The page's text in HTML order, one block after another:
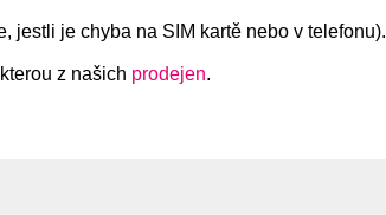
jestli je chyba na SIM kartě nebo v telefonu).
z našich prodejen.